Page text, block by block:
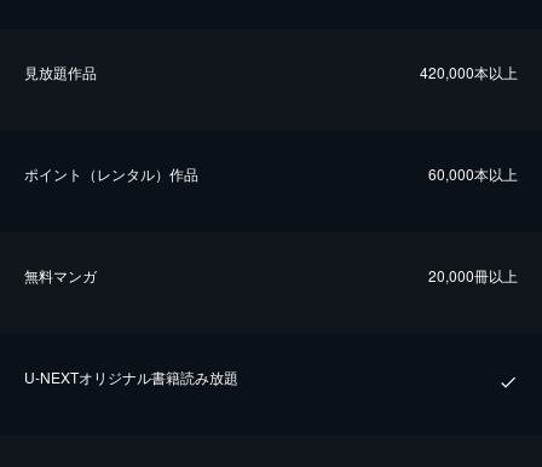
⾒放題作品 420,000本以上
ポイント（レンタル）作品 60,000本以上
無料マンガ 20,000冊以上
U-NEXTオリジナル書籍読み放題